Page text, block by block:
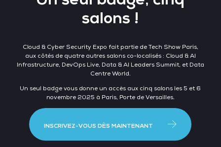
salons !
Cloud & Cyber Security Expo fait partie de Tech Show Paris,
aux côtés de quatre autres salons co-localisés : Cloud & AI
Infrastructure, DevOps Live, Data & AI Leaders Summit, et Data
Centre World.
Un seul badge vous donne un accès aux cinq salons les 5 et 6
novembre 2025 à Paris, Porte de Versailles.
INSCRIVEZ-VOUS DÈS MAINTENANT